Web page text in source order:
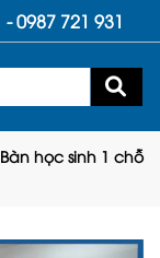
-0987 721 931
Bàn học sinh 1 chỗ